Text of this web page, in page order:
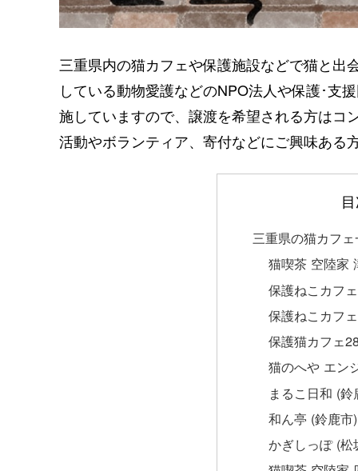
三重県内の猫カフェや保護施設などで猫と出
している動物愛護などのNPO法人や保護･支
施していますので、譲渡を希望される方はコ
活動やボランティア、寄付などにご興味ある
三重県の猫カフ
猫喫茶 空陸家
保護ねこカフ
保護ねこカフ
保護猫カフェ
猫のへや エン
まるこ日和 (鈴
和ん亭 (鈴鹿市)
かぎしっぽ (松